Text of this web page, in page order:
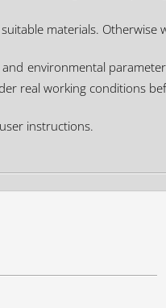
materials. Otherwise
environmental
real working conditions
instructions.